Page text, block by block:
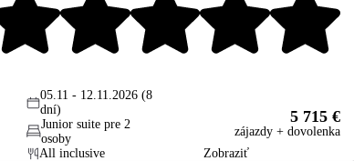
05.11 - 12.11.2026 (8
dní)
Junior suite pre 2
osoby
All inclusive
5 715 €
zájazdy + dovolenka
Zobraziť